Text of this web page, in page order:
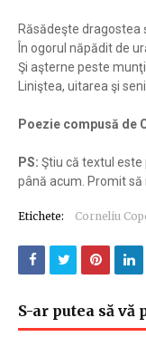
Răsădeşte dragostea
În ogorul năpădit de
Şi aşterne peste
Liniştea, uitarea şi
Poezie compusă de
PS: Ştiu că textul
până acum. Promit să
Etichete: Corneliu
S-ar putea să vă